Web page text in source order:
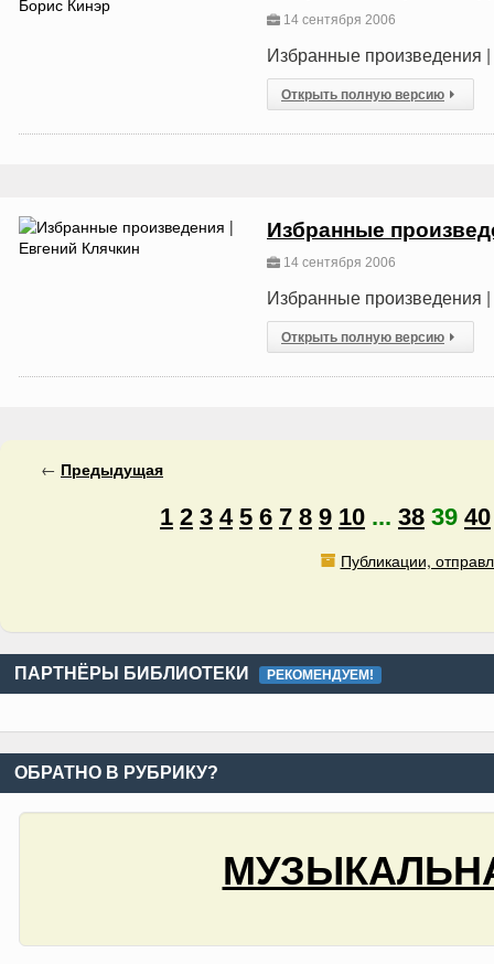
14 сентября 2006
Избранные произведения
Открыть полную версию
Избранные
14 сентября 2006
Избранные произведения
Открыть полную версию
← Предыдущая
1 2 3 4 5 6 7 8 9 10 ... 38 39 40
Публикации,
ПАРТНЁРЫ БИБЛИОТЕКИ РЕКОМЕНДУЕМ!
ОБРАТНО В РУБРИКУ?